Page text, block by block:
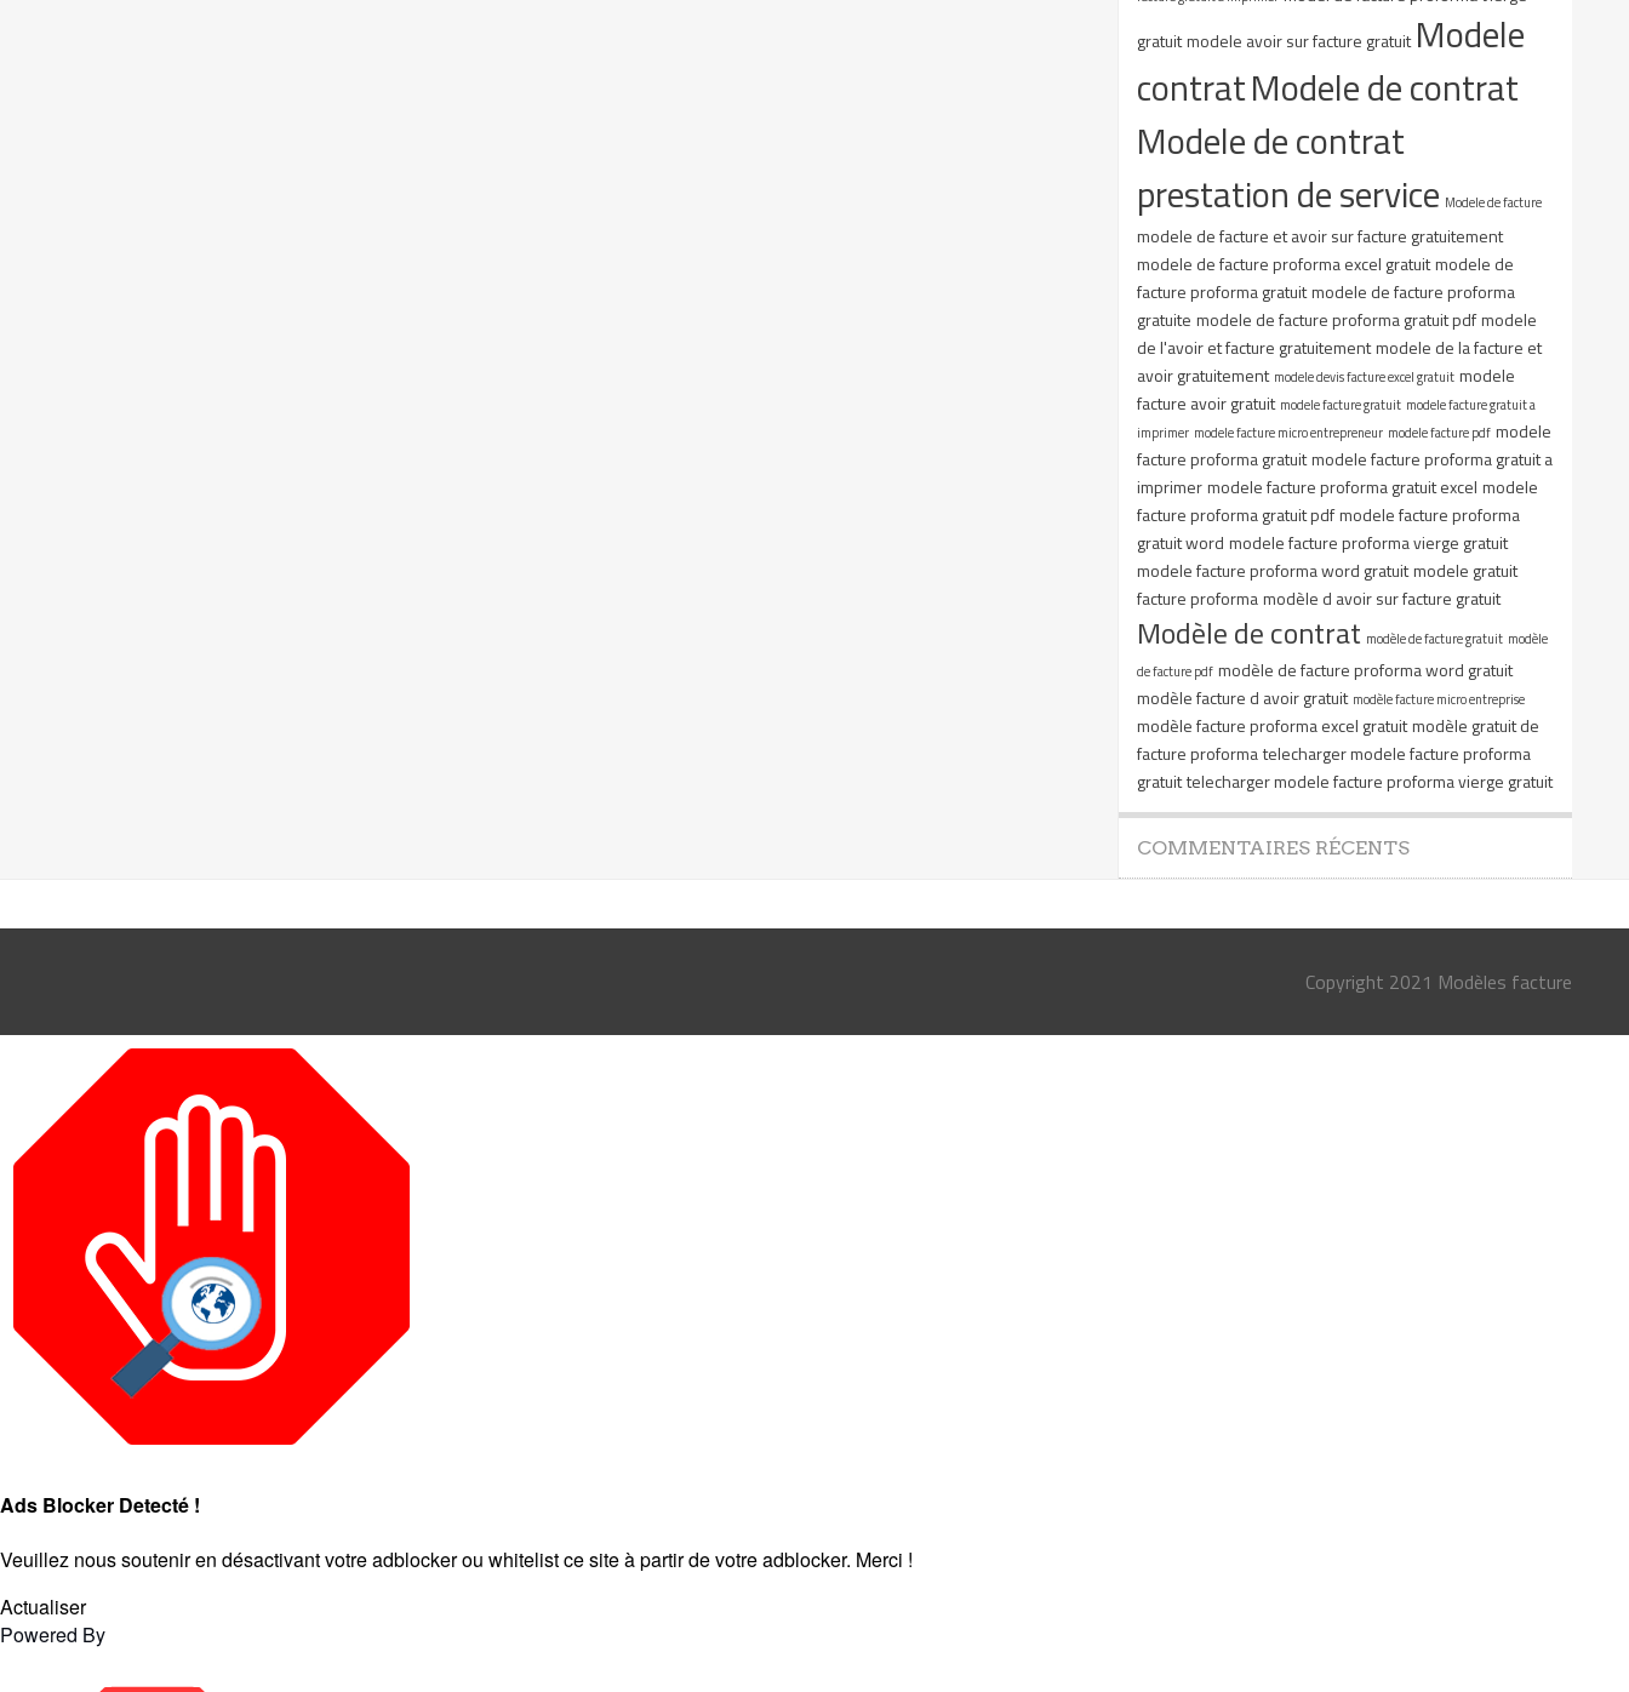
gratuitmodele avoir sur facture gratuit Modele
contratModele de contrat
Modele de contrat
prestation de service Modele de facture
modele de facture et avoir sur facture gratuitement
modele de facture proforma excel gratuitmodele de
facture proforma gratuitmodele de facture proforma
gratuite modele de facture proforma gratuit pdfmodele
de l'avoir et facture gratuitementmodele de la facture et
avoir gratuitement modele devis facture excel gratuit modele
facture avoir gratuit modele facture gratuit modele facture gratuit a
imprimer modele facture micro entrepreneur modele facture pdf modele
facture proforma gratuitmodele facture proforma gratuit a
imprimermodele facture proforma gratuit excel modele
facture proforma gratuit pdfmodele facture proforma
gratuit word modele facture proforma vierge gratuit
modele facture proforma word gratuitmodele gratuit
facture proformamodèle d avoir sur facture gratuit
Modèle de contrat modèle de facture gratuit modèle
de facture pdf modèle de facture proforma word gratuit
modèle facture d avoir gratuit modèle facture micro entreprise
modèle facture proforma excel gratuitmodèle gratuit de
facture proformatelecharger modele facture proforma
gratuittelecharger modele facture proforma vierge gratuit
COMMENTAIRES RÉCENTS
Copyright 2021 Modèles facture
Ads Blocker Detecté !
Veuillez nous soutenir en désactivant votre adblocker ou whitelist ce site à partir de votre adblocker. Merci !
Actualiser
Powered By